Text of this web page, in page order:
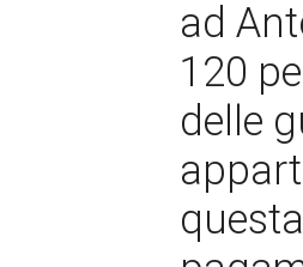
ad
120
delle